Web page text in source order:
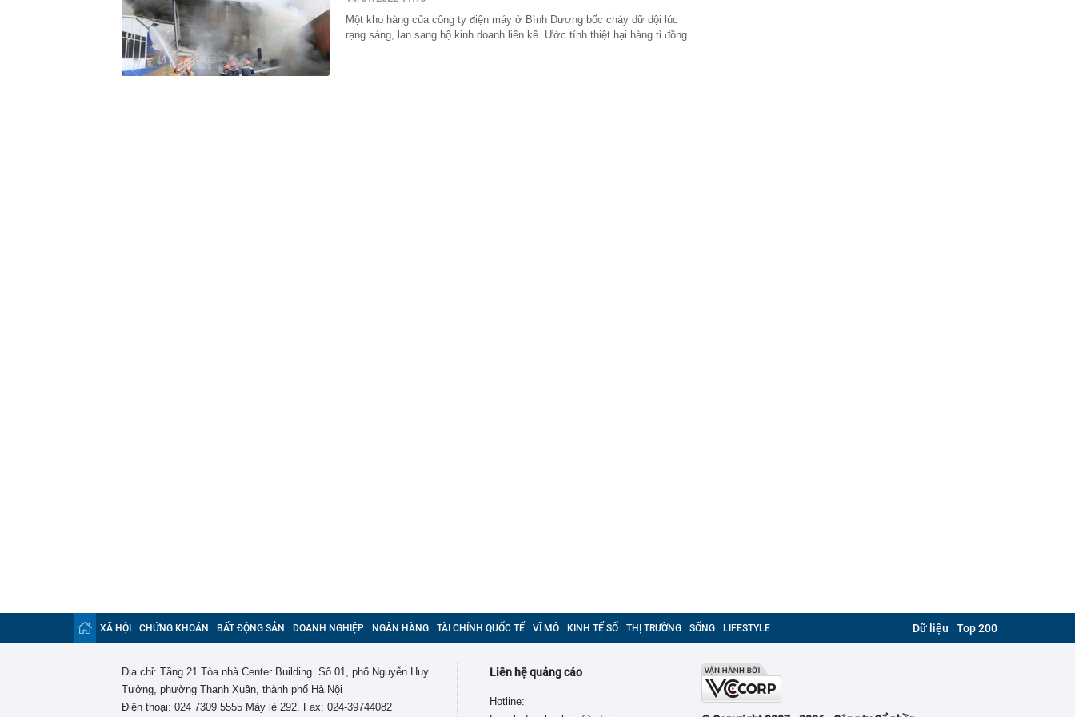
45 tuổi ly hôn, không con cái, sống một mình: Nữ diễn viên Nhật biến
cuộc sống độc thân thành điều khiến nhiều phụ nữ ngưỡng mộ
10:18
Cận cảnh nơi Hà Nội sắp mở phố đi bộ thông minh kết hợp không gian
văn hóa
Một kho hàng của công ty điện máy ở Bình Dương bốc cháy dữ dội lúc
rạng sáng, lan sang hộ kinh doanh liền kề. Ước tính thiệt hại hàng tỉ đồng.
XÃ HỘI CHỨNG KHOÁN BẤT ĐỘNG SẢN DOANH NGHIỆP NGÂN HÀNG TÀI CHÍNH QUỐC TẾ VĨ MÔ KINH TẾ SỐ THỊ TRƯỜNG SỐNG LIFESTYLE Dữ liệu Top 200
Địa chỉ: Tầng 21 Tòa nhà Center Building. Số 01, phố Nguyễn Huy
Tưởng, phường Thanh Xuân, thành phố Hà Nội
Điện thoại: 024 7309 5555 Máy lẻ 292. Fax: 024-39744082
Liên hệ quảng cáo
Hotline: